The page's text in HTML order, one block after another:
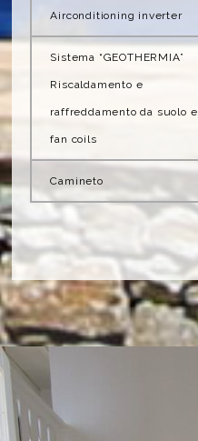
Airconditioning inverter
Sistema “GEOTHERMIA”
Riscaldamento e
raffreddamento da suolo e
fan coils
Camineto